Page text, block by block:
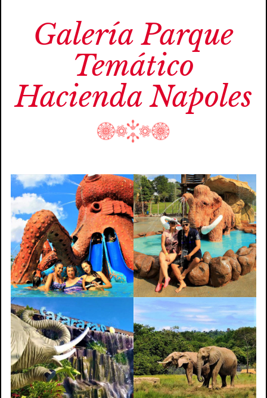
Galería Parque
Temático
Hacienda Napoles